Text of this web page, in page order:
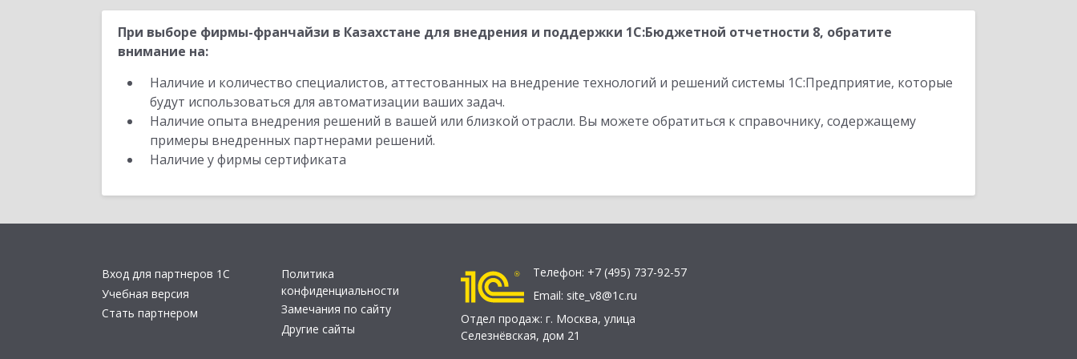
При выборе фирмы-франчайзи в Казахстане для внедрения и поддержки 1С:Бюджетной отчетности 8, обратите
внимание на:
Наличие и количество специалистов, аттестованных на внедрение технологий и решений системы 1С:Предприятие, которые
будут использоваться для автоматизации ваших задач.
Наличие опыта внедрения решений в вашей или близкой отрасли. Вы можете обратиться к справочнику, содержащему
примеры внедренных партнерами решений.
Наличие у фирмы сертификата
Вход для партнеров 1С
Учебная версия
Стать партнером
Политика
конфиденциальности
Замечания по сайту
Другие сайты
Телефон: +7 (495) 737-92-57
Email: site_v8@1c.ru
Отдел продаж: г. Москва, улица
Селезнёвская, дом 21